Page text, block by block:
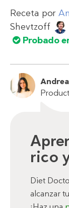
Receta por
Shevtzoff
Probado
rico
Diet
alcanzar